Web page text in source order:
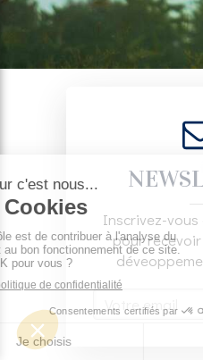
Inscrivez-
pour